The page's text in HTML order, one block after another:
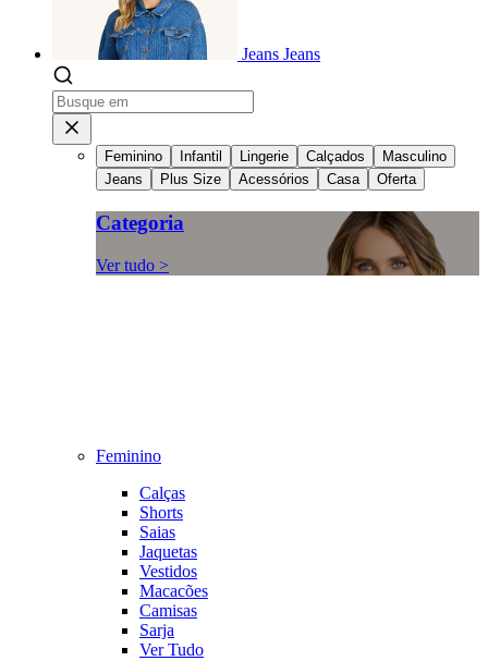
Jeans Jeans
Feminino Infantil Lingerie Calçados
Masculino
Jeans
Plus Size Acessórios Casa Oferta
Categoria
Ver tudo >
Feminino
Calças
Shorts
Saias
Jaquetas
Vestidos
Macacões
Camisas
Sarja
Ver Tudo